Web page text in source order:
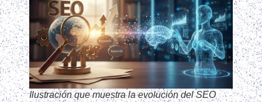
Ilustración que muestra la evolución del SEO